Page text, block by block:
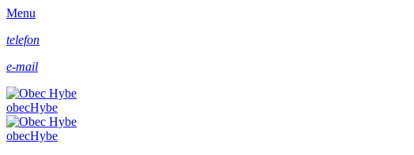
Menu
telefon
e-mail
obecHybe
obecHybe